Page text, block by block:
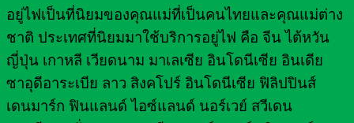
อยู่ไฟเป็นที่นิยมของคุณแม่ที่เป็นคนไทยและคุณแม่ต่าง
ชาติ ประเทศที่นิยมมาใช้บริการอยู่ไฟ คือ จีน ไต้หวัน
ญี่ปุ่น เกาหลี เวียดนาม มาเลเซีย อินโดนีเซีย อินเดีย
ซาอุดีอาระเบีย ลาว สิงคโปร์ อินโดนีเซีย ฟิลิปปินส์
เดนมาร์ก ฟินแลนด์ ไอซ์แลนด์ นอร์เวย์ สวีเดน